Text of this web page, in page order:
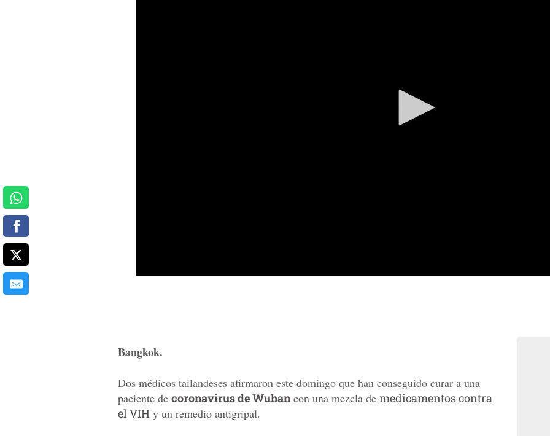
Bangkok.
Dos médicos tailandeses afirmaron este domingo que han conseguido curar a una
paciente de coronavirus de Wuhancon una mezcla de medicamentos contra
el VIH y un remedio antigripal.